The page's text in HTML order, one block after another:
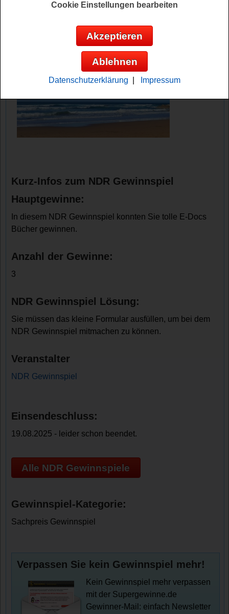
Kurz-Infos zum NDR Gewinnspiel
Hauptgewinne:
In diesem NDR Gewinnspiel konnten Sie tolle E-Docs
Bücher gewinnen.
Anzahl der Gewinne:
3
NDR Gewinnspiel Lösung:
Sie müssen das kleine Formular ausfüllen, um bei dem
NDR Gewinnspiel mitmachen zu können.
Veranstalter
NDR Gewinnspiel
Einsendeschluss:
19.08.2025 - leider schon beendet.
Alle NDR Gewinnspiele
Gewinnspiel-Kategorie:
Sachpreis Gewinnspiel
Verpassen Sie kein Gewinnspiel mehr!
Kein Gewinnspiel mehr verpassen
mit der Supergewinne.de
Gewinner-Mail: einfach Newsletter
Cookie Einstellungen bearbeiten
Akzeptieren
Ablehnen
Datenschutzerklärung Impressum